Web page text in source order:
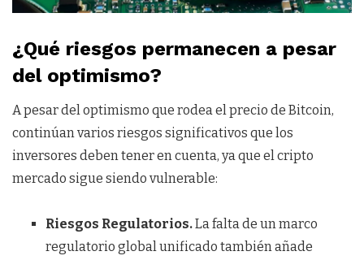
¿Qué riesgos permanecen a pesar
del optimismo?
A pesar del optimismo que rodea el precio de Bitcoin,
continúan varios riesgos significativos que los
inversores deben tener en cuenta, ya que el cripto
mercado sigue siendo vulnerable:
Riesgos Regulatorios.La falta de un marco
regulatorio global unificado también añade